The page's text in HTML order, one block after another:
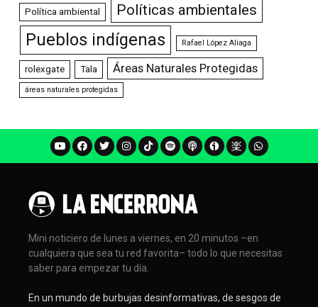
Política ambiental Políticas ambientales
Pueblos indígenas Rafael López Aliaga
rolexgate Tala Áreas Naturales Protegidas
áreas naturales protegidas
Mini noticiero de lunes a viernes, en 20 minutos –en
cualquiera que sea tu red favorita– todo lo que necesitas
saber para empezar tu día.
En un mundo de burbujas desinformativas, de sesgos de